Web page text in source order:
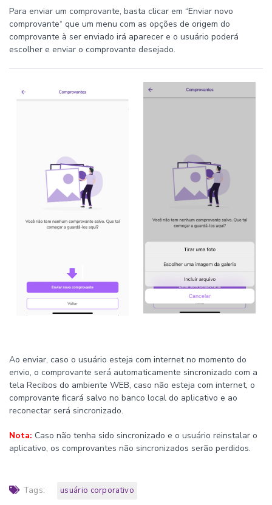
Para enviar um comprovante, basta clicar em “Enviar novo
comprovante“ que um menu com as opções de origem do
comprovante à ser enviado irá aparecer e o usuário poderá
escolher e enviar o comprovante desejado.
Ao enviar, caso o usuário esteja com internet no momento do
envio, o comprovante será automaticamente sincronizado com a
tela Recibos do ambiente WEB, caso não esteja com internet, o
comprovante ficará salvo no banco local do aplicativo e ao
reconectar será sincronizado.
Nota: Caso não tenha sido sincronizado e o usuário reinstalar o
aplicativo, os comprovantes não sincronizados serão perdidos.
Tags: usuário corporativo